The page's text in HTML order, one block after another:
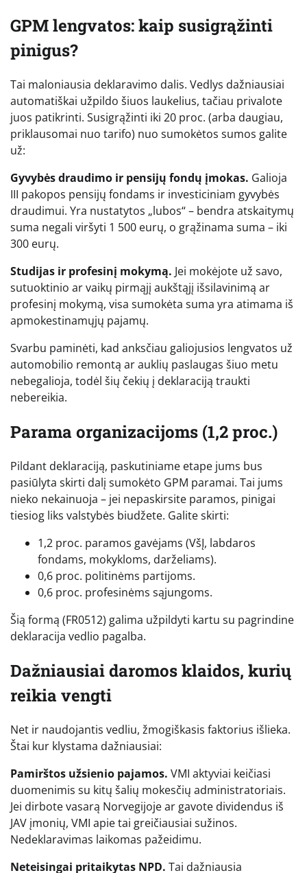
GPM lengvatos: kaip susigrąžinti
pinigus?
Tai maloniausia deklaravimo dalis. Vedlys dažniausiai
automatiškai užpildo šiuos laukelius, tačiau privalote
juos patikrinti. Susigrąžinti iki 20 proc. (arba daugiau,
priklausomai nuo tarifo) nuo sumokėtos sumos galite
už:
Gyvybės draudimo ir pensijų fondų įmokas. Galioja
III pakopos pensijų fondams ir investiciniam gyvybės
draudimui. Yra nustatytos „lubos“ – bendra atskaitymų
suma negali viršyti 1 500 eurų, o grąžinama suma – iki
300 eurų.
Studijas ir profesinį mokymą. Jei mokėjote už savo,
sutuoktinio ar vaikų pirmąjį aukštąjį išsilavinimą ar
profesinį mokymą, visa sumokėta suma yra atimama iš
apmokestinamųjų pajamų.
Svarbu paminėti, kad anksčiau galiojusios lengvatos už
automobilio remontą ar auklių paslaugas šiuo metu
nebegalioja, todėl šių čekių į deklaraciją traukti
nebereikia.
Parama organizacijoms (1,2 proc.)
Pildant deklaraciją, paskutiniame etape jums bus
pasiūlyta skirti dalį sumokėto GPM paramai. Tai jums
nieko nekainuoja – jei nepaskirsite paramos, pinigai
tiesiog liks valstybės biudžete. Galite skirti:
1,2 proc. paramos gavėjams (VšĮ, labdaros
fondams, mokykloms, darželiams).
0,6 proc. politinėms partijoms.
0,6 proc. profesinėms sąjungoms.
Šią formą (FR0512) galima užpildyti kartu su pagrindine
deklaracija vedlio pagalba.
Dažniausiai daromos klaidos, kurių
reikia vengti
Net ir naudojantis vedliu, žmogiškasis faktorius išlieka.
Štai kur klystama dažniausiai:
Pamirštos užsienio pajamos. VMI aktyviai keičiasi
duomenimis su kitų šalių mokesčių administratoriais.
Jei dirbote vasarą Norvegijoje ar gavote dividendus iš
JAV įmonių, VMI apie tai greičiausiai sužinos.
Nedeklaravimas laikomas pažeidimu.
Neteisingai pritaikytas NPD. Tai dažniausia